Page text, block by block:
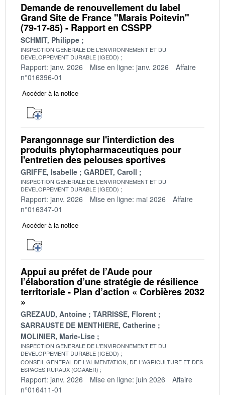
Demande de renouvellement du label
Grand Site de France "Marais Poitevin"
(79-17-85) - Rapport en CSSPP
SCHMIT, Philippe
INSPECTION GENERALE DE L'ENVIRONNEMENT ET DU
DEVELOPPEMENT DURABLE (IGEDD)
Rapport: janv. 2026 Mise en ligne: janv. 2026
Affaire
n°016396-01
Accéder à la notice
Parangonnage sur l'interdiction des
produits phytopharmaceutiques pour
l'entretien des pelouses sportives
GRIFFE, Isabelle GARDET, Caroll
INSPECTION GENERALE DE L'ENVIRONNEMENT ET DU
DEVELOPPEMENT DURABLE (IGEDD)
Rapport: janv. 2026 Mise en ligne: mai 2026
Affaire
n°016347-01
Accéder à la notice
Appui au préfet de l’Aude pour
l’élaboration d’une stratégie de résilience
territoriale - Plan d’action « Corbières 2032
»
GREZAUD, Antoine
TARRISSE, Florent
SARRAUSTE DE MENTHIERE, Catherine
MOLINIER, Marie-Lise
INSPECTION GENERALE DE L'ENVIRONNEMENT ET DU
DEVELOPPEMENT DURABLE (IGEDD)
CONSEIL GENERAL DE L'ALIMENTATION, DE L'AGRICULTURE ET DES
ESPACES RURAUX (CGAAER)
Rapport: janv. 2026 Mise en ligne: juin 2026
Affaire
n°016411-01